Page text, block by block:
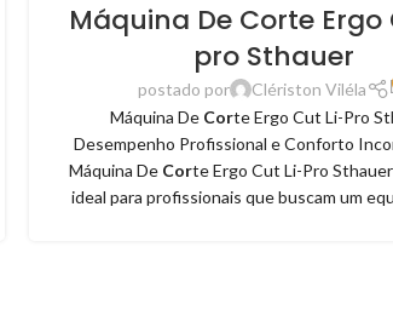
Máquina De Corte Ergo
pro Sthauer
postado por Clériston Viléla
Máquina De Corte Ergo Cut Li-Pro
Desempenho Profissional e Conforto
Máquina De Corte Ergo Cut Li-Pro
ideal para profissionais que buscam um